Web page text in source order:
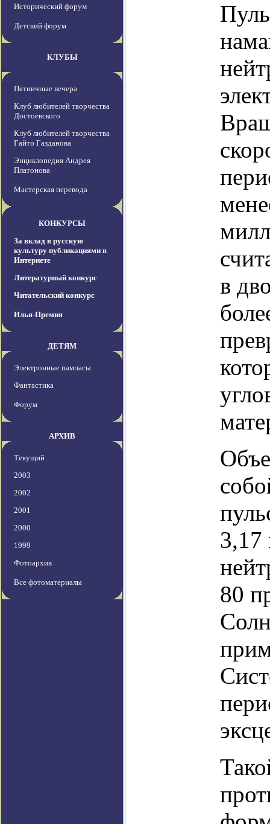
Исторический форум
Детский форум
КЛУБЫ
Пятничные вечера
Клуб любителей творчества
Достоевского
Клуб любителей творчества
Гайто Газданова
Энциклопедия Андрея
Платонова
Мастерская перевода
КОНКУРСЫ
За вклад в русскую
культуру публикациями в
Интернете
Литературный конкурс
Читательский конкурс
Илья-Премия
ДЕТЯМ
Электронные пампасы
Фантастика
Форум
АРХИВ
Текущий
2003
2002
2001
2000
1999
Фотоархив
Все фотоматериалы
в
3,17
80